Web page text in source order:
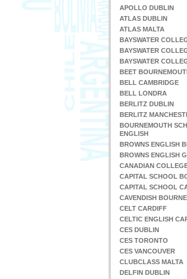
APOLLO DUBLIN
ATLAS DUBLIN
ATLAS MALTA
BAYSWATER
BAYSWATER
BAYSWATER
BEET
BELL CAMBRIDGE
BELL LONDRA
BERLITZ DUBLIN
BERLITZ
BOURNEMOUTH
ENGLISH
BROWNS ENGLISH
BROWNS ENGLISH
CANADIAN
CAPITAL SCHOOL
CAPITAL SCHOOL
CAVENDISH
CELT CARDIFF
CELTIC ENGLISH
CES DUBLIN
CES TORONTO
CES VANCOUVER
CLUBCLASS MALTA
DELFIN DUBLIN